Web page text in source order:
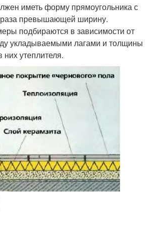
иметь форму прямоугольника с
раза превышающей ширину.
подбираются в зависимости от
укладываемыми лагами и толщины
утеплителя.